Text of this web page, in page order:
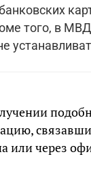
того, в
или через